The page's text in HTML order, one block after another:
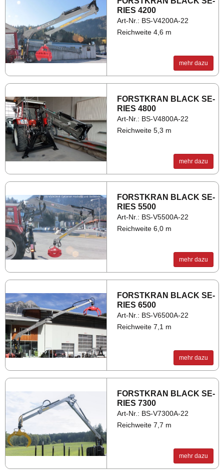
RIES 4200
Art-Nr.: BS-V4200A-22
Reichweite 4,6 m
mehr dazu
FORST­KRAN BLACK SE­
RIES 4800
Art-Nr.: BS-V4800A-22
Reichweite 5,3 m
mehr dazu
FORST­KRAN BLACK SE­
RIES 5500
Art-Nr.: BS-V5500A-22
Reichweite 6,0 m
mehr dazu
FORST­KRAN BLACK SE­
RIES 6500
Art-Nr.: BS-V6500A-22
Reichweite 7,1 m
mehr dazu
FORST­KRAN BLACK SE­
RIES 7300
Art-Nr.: BS-V7300A-22
Reichweite 7,7 m
mehr dazu